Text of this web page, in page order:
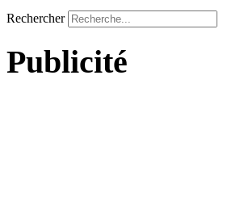
Rechercher
Publicité